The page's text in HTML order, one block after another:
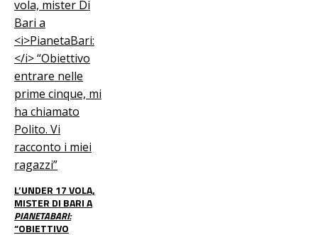
L’UNDER 17 VOLA,
MISTER DI BARI A
PIANETABARI:
“OBIETTIVO